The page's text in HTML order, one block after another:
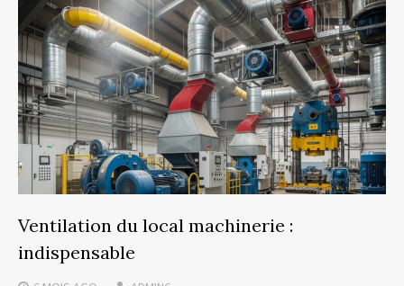
Ventilation du local machinerie :
indispensable